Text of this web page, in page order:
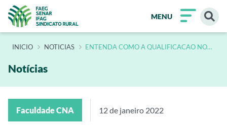
MENU
INÍCIO NOTICIAS ENTENDA COMO A QUALIFICACAO NO
LUGAR CERTO FAZ DIFERENCA NOS
Notícias
Faculdade CNA 12 de janeiro 2022